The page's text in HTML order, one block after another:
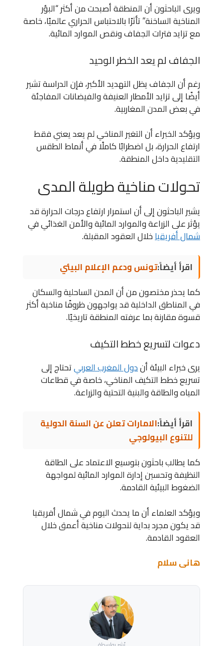
ويرى الباحثون أن المنطقة أصبحت من أكثر “البؤر
المناخية الساخنة” تأثرًا بالاحتباس الحراري عالميًا، خاصة
مع تزايد فترات الجفاف ونقص الموارد المائية.
الجفاف لم يعد الخطر الوحيد
رغم أن الجفاف يظل التهديد الأكبر، فإن الدراسة تشير
أيضًا إلى تزايد الأمطار العنيفة والفيضانات المفاجئة
في بعض المدن المغاربية.
ويؤكد الخبراء أن التغير المناخي لم يعد يعني فقط
ارتفاع الحرارة، بل اضطرابًا كاملًا في أنماط الطقس
التقليدية داخل المنطقة.
تحولات مناخية طويلة المدى
يشير الباحثون إلى أن استمرار ارتفاع درجات الحرارة قد
يؤثر على الزراعة والموارد المائية والأمن الغذائي في
شمال أفريقياخلال العقود المقبلة.
اقرأ أيضاً:تونس ودعم الإعلام البيئي
كما يحذر مختصون من أن المدن الساحلية والسكان
في المناطق الداخلية قد يواجهون ظروفًا مناخية أكثر
قسوة مقارنة بما عرفته المنطقة تاريخيًا.
دعوات لتسريع خطط التكيف
يرى خبراء البيئة أندول المغرب العربيتحتاج إلى
تسريع خطط التكيف المناخي، خاصة في قطاعات
المياه والطاقة والبنية التحتية والزراعة.
اقرأ أيضاً:الامارات تعلن عن السنة الدولية
للتنوع البيولوجي
كما يطالب باحثون بتوسيع الاعتماد على الطاقة
النظيفة وتحسين إدارة الموارد المائية لمواجهة
الضغوط البيئية القادمة.
ويؤكد العلماء أن ما يحدث اليوم في شمال أفريقيا
قد يكون مجرد بداية لتحولات مناخية أعمق خلال
العقود القادمة.
هانى سلام